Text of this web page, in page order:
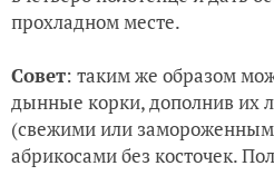
прохладном месте.
Cовет: таким же образом
дынные корки, дополнив их
(свежими или
абрикосами без косточек.